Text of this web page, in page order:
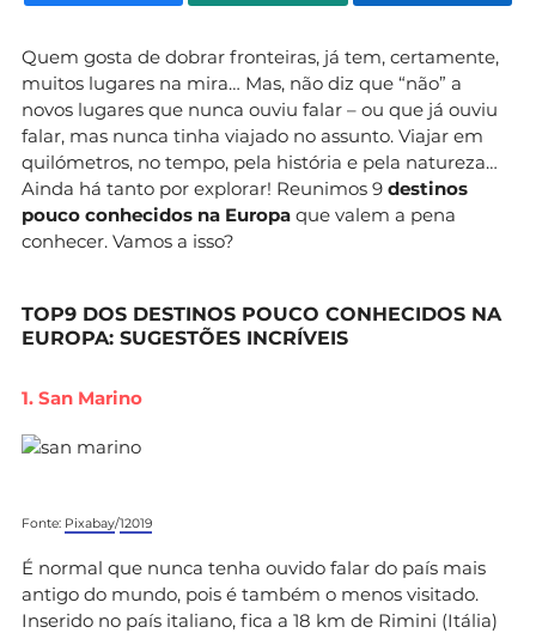
Quem gosta de dobrar fronteiras, já tem, certamente,
muitos lugares na mira… Mas, não diz que “não” a
novos lugares que nunca ouviu falar – ou que já ouviu
falar, mas nunca tinha viajado no assunto. Viajar em
quilómetros, no tempo, pela história e pela natureza…
Ainda há tanto por explorar! Reunimos 9 destinos
pouco conhecidos na Europa que valem a pena
conhecer. Vamos a isso?
TOP9 DOS DESTINOS POUCO CONHECIDOS NA
EUROPA: SUGESTÕES INCRÍVEIS
1. San Marino
Fonte: Pixabay/12019
É normal que nunca tenha ouvido falar do país mais
antigo do mundo, pois é também o menos visitado.
Inserido no país italiano, fica a 18 km de Rimini (Itália)